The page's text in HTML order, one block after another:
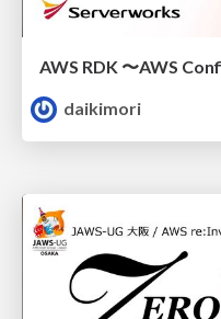
daikimori